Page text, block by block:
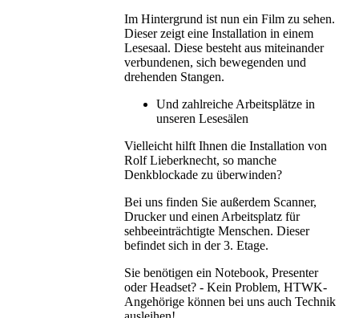
Im Hintergrund ist nun ein Film zu sehen.
Dieser zeigt eine Installation in einem
Lesesaal. Diese besteht aus miteinander
verbundenen, sich bewegenden und
drehenden Stangen.
Und zahlreiche Arbeitsplätze in
unseren Lesesälen
Vielleicht hilft Ihnen die Installation von
Rolf Lieberknecht, so manche
Denkblockade zu überwinden?
Bei uns finden Sie außerdem Scanner,
Drucker und einen Arbeitsplatz für
sehbeeinträchtigte Menschen. Dieser
befindet sich in der 3. Etage.
Sie benötigen ein Notebook, Presenter
oder Headset? - Kein Problem, HTWK-
Angehörige können bei uns auch Technik